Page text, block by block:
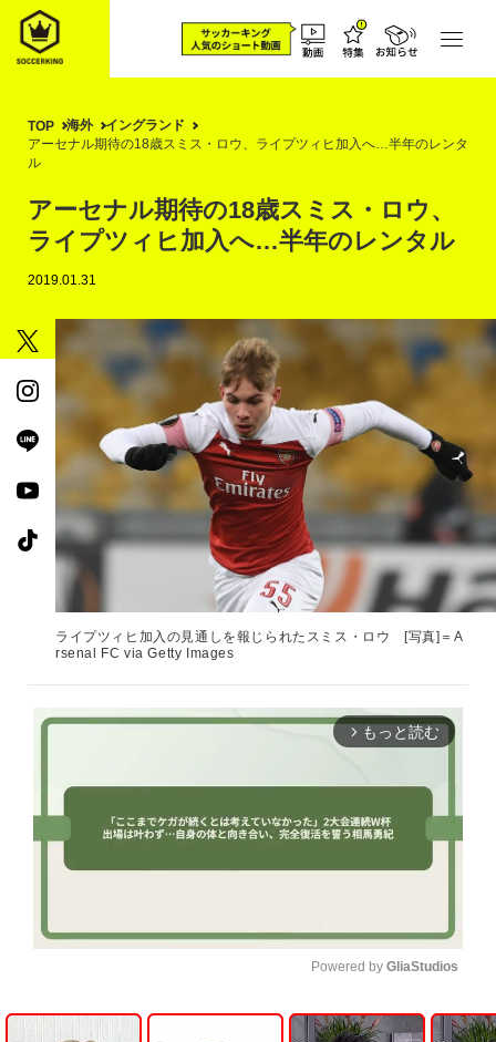
TOP 海外
イングランド
アーセナル期待の18歳スミス・ロウ、ライプツィヒ加入へ…半年のレンタ
ル
アーセナル期待の18歳スミス・ロウ、
ライプツィヒ加入へ…半年のレンタル
2019.01.31
ライプツィヒ加入の見通しを報じられたスミス・ロウ [写真]＝A
rsenal FC via Getty Images
arrow_forward_ios もっと読む
U
n
Powered by GliaStudios